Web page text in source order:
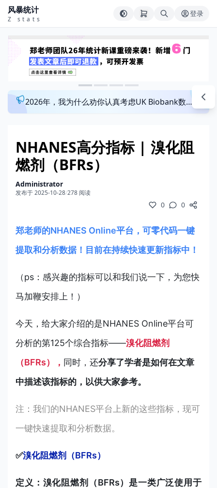
风暴统计
Z stats
登录
2026年，我为什么劝你认真考虑UK Biobank数据库？来看看这个一对一指导发文班
NHANES高分指标 | 溴化阻
燃剂（BFRs）
Administrator
发布于 2025-10-28/278 阅读
0 0
郑老师的NHANES Online平台，可零代码一键
提取和分析数据！目前在持续快速更新指标中！
（ps：感兴趣的指标可以和我们说一下，为您快
马加鞭安排上！）
今天，给大家介绍的是NHANES Online平台可
分析的第125个综合指标——溴化阻燃剂
（BFRs）， 同时，还分享了学者是如何在文章
中描述该指标的，以供大家参考。
注：我们的NHANES平台上新的这些指标，现可
一键快速提取和分析数据。
✅溴化阻燃剂（BFRs）
定义： 溴化阻燃剂（BFRs）是一类广泛使用于